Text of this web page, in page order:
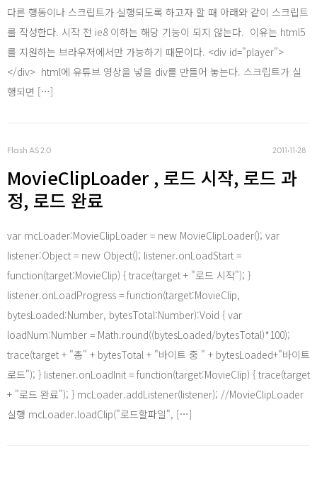
Php
asp .net
Word Press
다른 행동이나 스크립트가 실행되도록 하고자 할 때 아래와 같이 스크립트
를 작성한다. 시작 전 ie8 이하는 해당 기능이 되지 않는다. 이유는 html5
를 지원하는 브라우저에서만 가능하기 때문이다. <div id="player">
</div> html에 유튜브 영상을 넣을 div를 만들어 놓는다. 스크립트가 실
행되면 […]
Flash AS 2.0 2011‧11‧28
MovieClipLoader , 로드 시작, 로드 과
정, 로드 완료
var mcLoader:MovieClipLoader = new MovieClipLoader(); var
listener:Object = new Object(); listener.onLoadStart =
function(target:MovieClip) { trace(target + "로드 시작"); }
listener.onLoadProgress = function(target:MovieClip,
bytesLoaded:Number, bytesTotal:Number):Void { var
loadNum:Number = Math.round((bytesLoaded/bytesTotal)*100);
trace(target + "총" + bytesTotal + "바이트 중 " + bytesLoaded+"바이트
로드"); } listener.onLoadInit = function(target:MovieClip) { trace(target
+ "로드 완료"); } mcLoader.addListener(listener); //MovieClipLoader
실행 mcLoader.loadClip("로드할파일", […]